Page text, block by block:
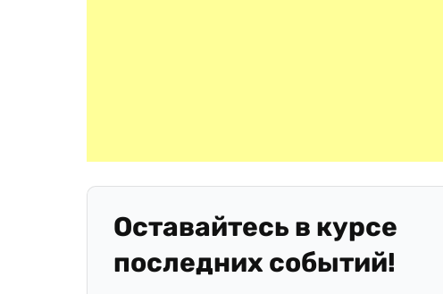
Оставайтесь в курсе
последних событий!